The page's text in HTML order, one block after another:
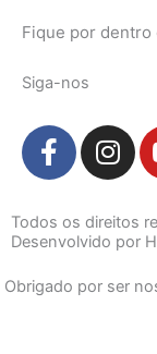
Fique por dentro
Siga-nos
F
a
e
b
o
o
I
n
t
a
r
Todos os direitos
Desenvolvido por
Obrigado por ser